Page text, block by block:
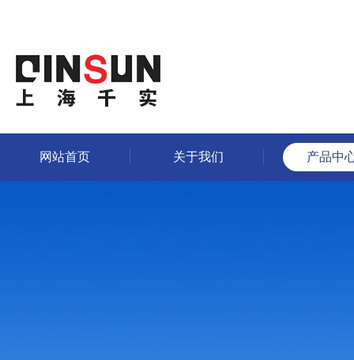
网站首页 关于我们 产品中